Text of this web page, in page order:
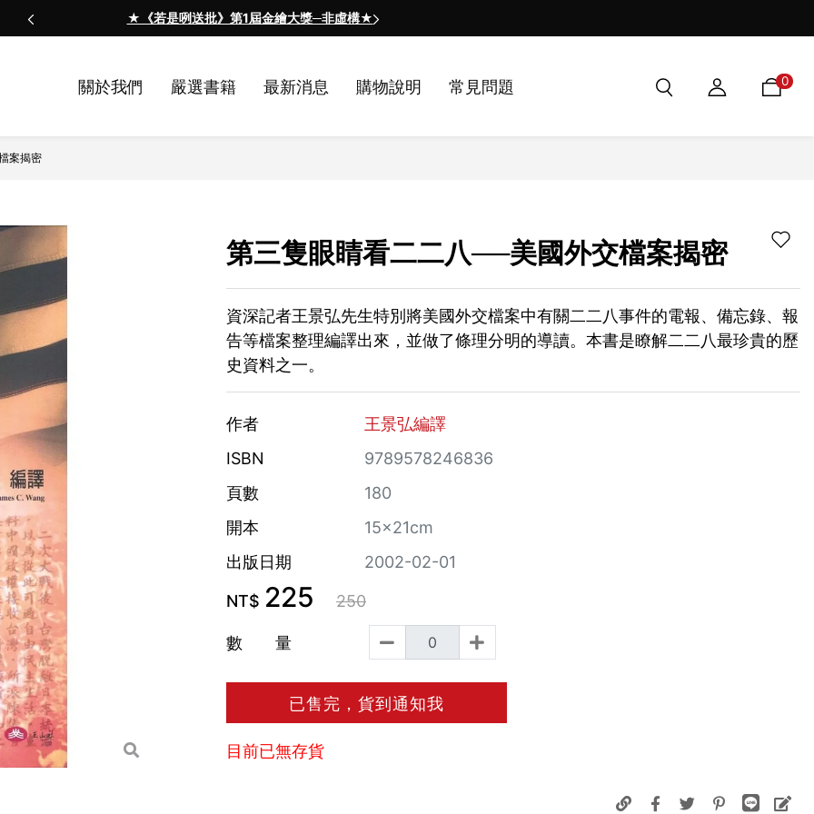
★《若是咧送批》第1屆金繪大獎─非虛構★
關於我們 嚴選書籍 最新消息 購物說明 常見問題 0
案揭密
第三隻眼睛看二二八──美國外交檔案揭密
資深記者王景弘先生特別將美國外交檔案中有關二二八事件的電報、備忘錄、報
告等檔案整理編譯出來，並做了條理分明的導讀。本書是瞭解二二八最珍貴的歷
史資料之一。
作者
王景弘編譯
ISBN
9789578246836
頁數
180
開本
15×21cm
出版日期
2002-02-01
NT$ 225 250
數 量
已售完，貨到通知我
目前已無存貨